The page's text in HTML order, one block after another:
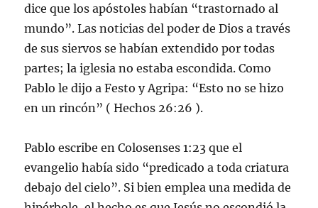
dice que los apóstoles habían “trastornado al
mundo”. Las noticias del poder de Dios a través
de sus siervos se habían extendido por todas
partes; la iglesia no estaba escondida. Como
Pablo le dijo a Festo y Agripa: “Esto no se hizo
en un rincón” ( Hechos 26:26 ).
Pablo escribe en Colosenses 1:23 que el
evangelio había sido “predicado a toda criatura
debajo del cielo”. Si bien emplea una medida de